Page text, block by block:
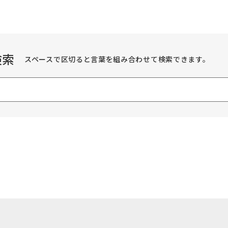
スペースで区切ると言葉を組み合わせて検索できます。